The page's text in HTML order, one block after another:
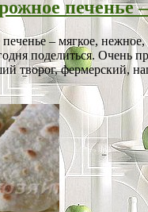
печенье
– мягкое,
поделиться. Очень
творог, фермерский,